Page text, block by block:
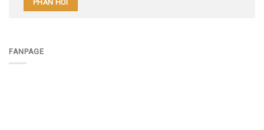
FANPAGE